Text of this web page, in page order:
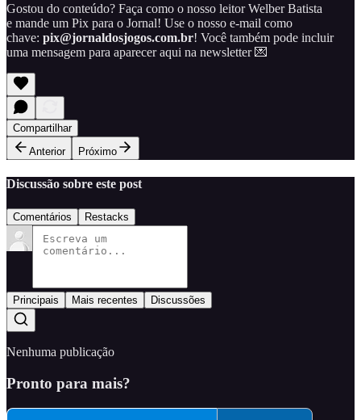
Gostou do conteúdo? Faça como o nosso leitor Welber Batista
e mande um Pix para o Jornal! Use o nosso e-mail como
chave: pix@jornaldosjogos.com.br! Você também pode incluir
uma mensagem para aparecer aqui na newsletter 💌
Compartilhar
Anterior
Próximo
Discussão sobre este post
Comentários Restacks
Principais Mais recentes Discussões
Nenhuma publicação
Pronto para mais?